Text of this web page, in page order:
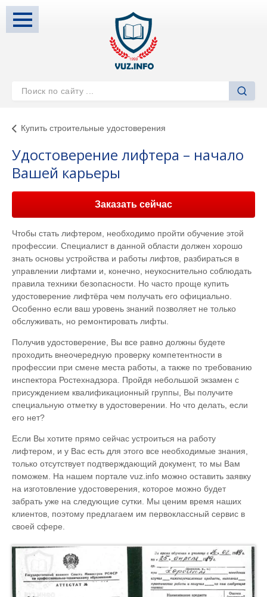
Купить строительные удостоверения
Удостоверение лифтера – начало
Вашей карьеры
Заказать сейчас
Чтобы стать лифтером, необходимо пройти обучение этой
профессии. Специалист в данной области должен хорошо
знать основы устройства и работы лифтов, разбираться в
управлении лифтами и, конечно, неукоснительно соблюдать
правила техники безопасности. Но часто проще купить
удостоверение лифтёра чем получать его официально.
Особенно если ваш уровень знаний позволяет не только
обслуживать, но ремонтировать лифты.
Получив удостоверение, Вы все равно должны будете
проходить внеочередную проверку компетентности в
профессии при смене места работы, а также по требованию
инспектора Ростехнадзора. Пройдя небольшой экзамен с
присуждением квалификационный группы, Вы получите
специальную отметку в удостоверении. Но что делать, если
его нет?
Если Вы хотите прямо сейчас устроиться на работу
лифтером, и у Вас есть для этого все необходимые знания,
только отсутствует подтверждающий документ, то мы Вам
поможем. На нашем портале vuz.info можно оставить заявку
на изготовление удостоверения, которое можно будет
забрать уже на следующие сутки. Мы ценим время наших
клиентов, поэтому предлагаем им первоклассный сервис в
своей сфере.